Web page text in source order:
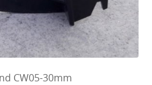
CW05-30mm